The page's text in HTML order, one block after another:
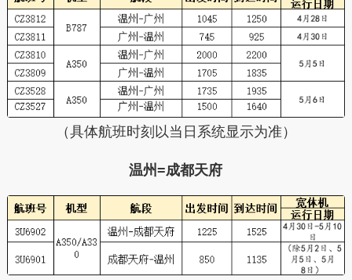
（具体航班时刻以当日系统显示为准）
温州=成都天府